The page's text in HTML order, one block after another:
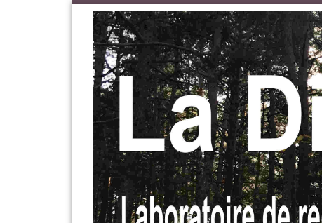
Passer au contenu